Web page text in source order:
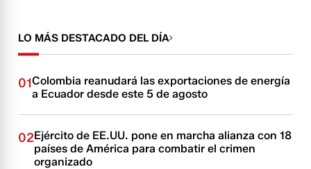
LO MÁS DESTACADO DEL DÍA
01Colombia reanudará las exportaciones de energía
a Ecuador desde este 5 de agosto
02Ejército de EE.UU. pone en marcha alianza con 18
países de América para combatir el crimen
organizado